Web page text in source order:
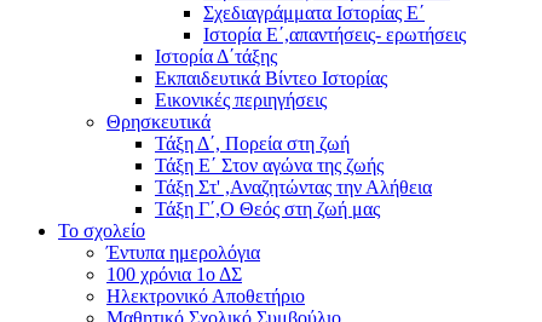
Σχεδιαγράμματα Ιστορίας Ε΄
Ιστορία Ε΄,απαντήσεις- ερωτήσεις
Ιστορία Δ΄τάξης
Εκπαιδευτικά Βίντεο Ιστορίας
Εικονικές περιηγήσεις
Θρησκευτικά
Τάξη Δ΄, Πορεία στη ζωή
Τάξη Ε΄ Στον αγώνα της ζωής
Τάξη Στ' ,Αναζητώντας την Αλήθεια
Τάξη Γ΄,Ο Θεός στη ζωή μας
Το σχολείο
Έντυπα ημερολόγια
100 χρόνια 1ο ΔΣ
Ηλεκτρονικό Αποθετήριο
Μαθητικό Σχολικό Συμβούλιο